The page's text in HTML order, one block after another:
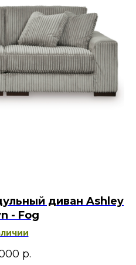
диван Ashley
- Fog
р.